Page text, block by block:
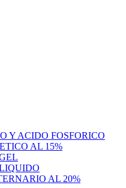
Y ACIDO FOSFORICO
AL 15%
AL 20%